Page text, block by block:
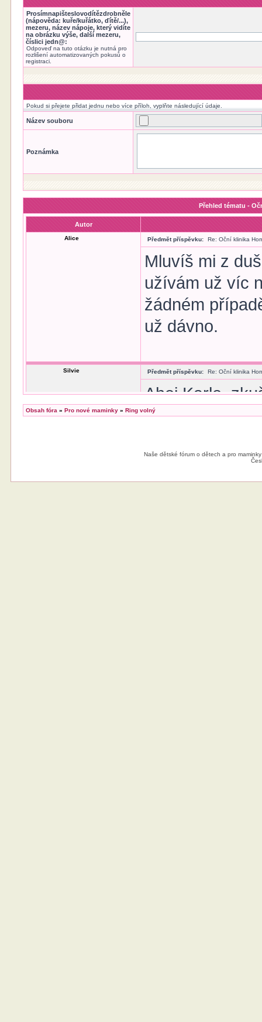
Prosímnapišteslovodítězdrobněle
(nápověda: kuře/kuřátko, ďítě/...),
mezeru, název nápoje, který vidíte
na obrázku výše, další mezeru,
číslici jedn@:
Odpoveď na tuto otázku je nutná pro
rozlišení automatizovaných pokusů o
registraci.
Pokud si přejete přidat jednu nebo více příloh, vyplňte následující údaje.
Název souboru
Poznámka
Přehled tématu -
Autor
Alice Předmět příspěvku: Re: Oční klinika
Mluvíš mi z
užívám už víc
žádném
už dávno.
Silvie Předmět příspěvku: Re: Oční klinika
Ahoj Karlo,
rozdílem, že
rozmýšlela,
celkově tomu
Obsah fóra »Pro nové maminky »Ring volný
Naše dětské fórum o dětech a pro